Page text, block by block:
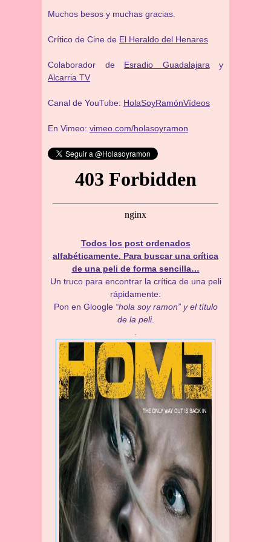
Muchos besos y muchas gracias.
Crítico de Cine de El Heraldo del Henares
Colaborador de Esradio Guadalajara y
Alcarria TV
Canal de YouTube: HolaSoyRamónVídeos
En Vimeo: vimeo.com/holasoyramon
Todos los post ordenados
alfabéticamente. Para buscar una crítica
de una peli de forma sencilla…
Un truco para encontrar la crítica de una peli
rápidamente:
Pon en Gloogle “hola soy ramon” y el título
de la peli.